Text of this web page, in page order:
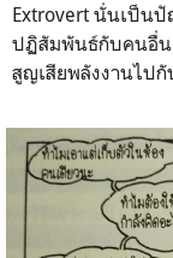
Extrovert นั่นเป็นปั
ปฏิสัมพันธ์กับคนอื่น
สูญเสียพลังงานไปกั